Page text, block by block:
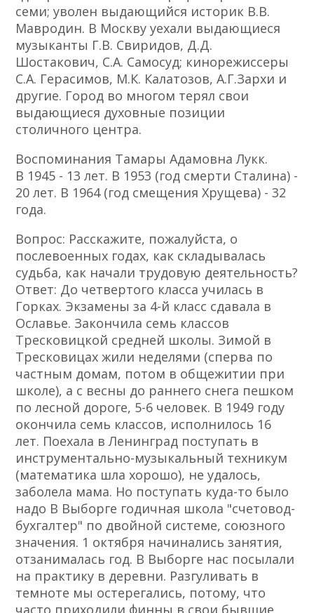
семи; уволен выдающийся историк В.В.
Мавродин. В Москву уехали выдающиеся
музыканты Г.В. Свиридов, Д.Д.
Шостакович, С.А. Самосуд; кинорежиссеры
С.А. Герасимов, М.К. Калатозов, А.Г.Зархи и
другие. Город во многом терял свои
выдающиеся духовные позиции
столичного центра.
Воспоминания Тамары Адамовна Лукк.
В 1945 - 13 лет. В 1953 (год смерти Сталина) -
20 лет. В 1964 (год смещения Хрущева) - 32
года.
Вопрос: Расскажите, пожалуйста, о
послевоенных годах, как складывалась
судьба, как начали трудовую деятельность?
Ответ: До четвертого класса училась в
Горках. Экзамены за 4-й класс сдавала в
Ославье. Закончила семь классов
Тресковицкой средней школы. Зимой в
Тресковицах жили неделями (сперва по
частным домам, потом в общежитии при
школе), а с весны до раннего снега пешком
по лесной дороге, 5-6 человек. В 1949 году
окончила семь классов, исполнилось 16
лет. Поехала в Ленинград поступать в
инструментально-музыкальный техникум
(математика шла хорошо), не удалось,
заболела мама. Но поступать куда-то было
надо В Выборге годичная школа "счетовод-
бухгалтер" по двойной системе, союзного
значения. 1 октября начинались занятия,
отзанималась год. В Выборге нас посылали
на практику в деревни. Разгуливать в
темноте мы остерегались, потому, что
часто приходили финны в свои бывшие